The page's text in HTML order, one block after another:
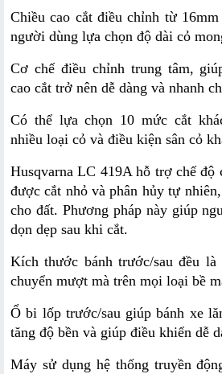
Chiều cao cắt điều chỉnh từ
người dùng lựa chọn độ dài cỏ
Cơ chế điều chỉnh trung tâm,
cao cắt trở nên dễ dàng và nhanh
Có thể lựa chọn 10 mức cắt
nhiều loại cỏ và điều kiện sân cỏ
Husqvarna LC 419A hỗ trợ chế
được cắt nhỏ và phân hủy tự
cho đất. Phương pháp này giúp
dọn dẹp sau khi cắt.
Kích thước bánh trước/sau đều
chuyển mượt mà trên mọi loại bề
Ổ bi lốp trước/sau giúp bánh xe
tăng độ bền và giúp điều khiển dễ
Máy sử dụng hệ thống truyền